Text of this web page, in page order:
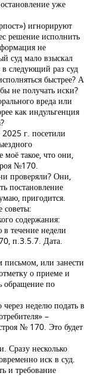
уже
игнорируют
решение исполнить
не
суд мало взыскал
следующий раз суд
быстрее? А
не получать иски?
вреда или
как индульгенция
г. посетили
такое, что они,
№170.
проверяли? Они,
постановление
пригодится.
советы:
содержания:
течение недели
п.3.5.7. Дата.
письмом, или занести
о приеме и
обращение по
неделю подать в
–
№ 170. Это будет
Сразу несколько
иск в суд.
и требование